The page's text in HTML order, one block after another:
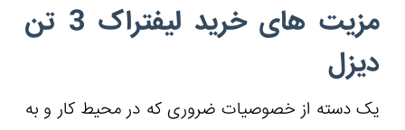
مزیت های خرید لیفتراک 3 تن
دیزل
یک دسته از خصوصیات ضروری که در محیط کار و به